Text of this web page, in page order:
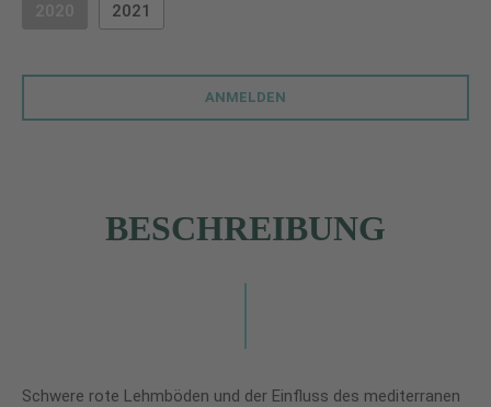
(DIESE OPTION IST ZURZEIT NICHT VERFÜGBAR.)
2021
ANMELDEN
BESCHREIBUNG
Schwere rote Lehmböden und der Einfluss des mediterranen